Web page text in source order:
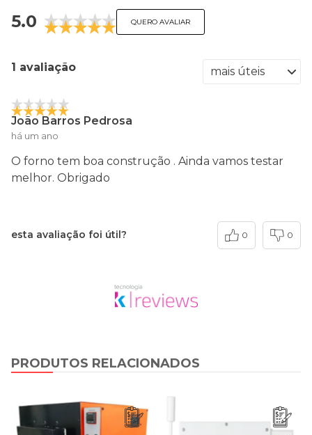
5.0 QUERO AVALIAR
1 avaliação
João Barros Pedrosa
há um ano
O forno tem boa construção . Ainda vamos testar
melhor. Obrigado
esta avaliação foi útil? 0 0
PRODUTOS RELACIONADOS